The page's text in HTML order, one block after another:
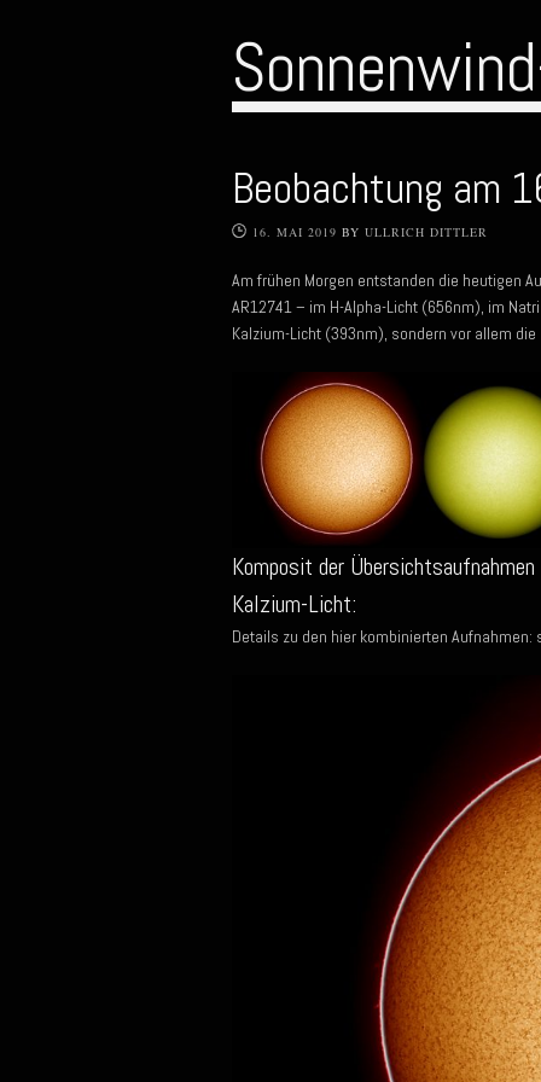
Beobachtung am
16. MAI 2019 BY ULLRICH DITTLER
Am frühen Morgen entstanden die heutigen
AR12741 – im H-Alpha-Licht (656nm), im
Kalzium-Licht (393nm), sondern vor allem
Komposit der
Kalzium-Licht:
Details zu den hier kombinierten Aufnahmen: